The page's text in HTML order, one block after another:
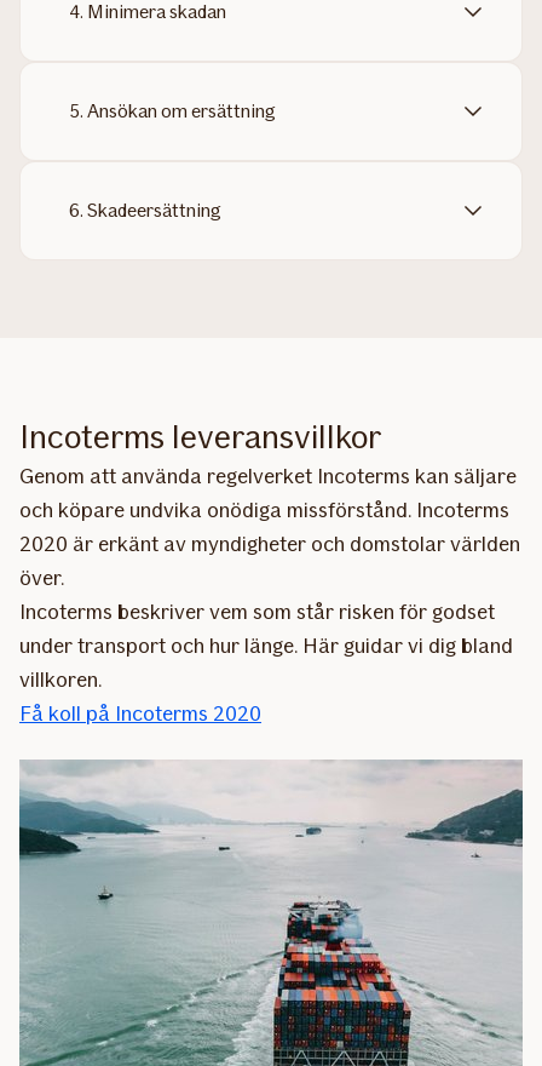
4. Minimera skadan
5. Ansökan om ersättning
6. Skadeersättning
Incoterms leveransvillkor
Genom att använda regelverket Incoterms kan säljare
och köpare undvika onödiga missförstånd. Incoterms
2020 är erkänt av myndigheter och domstolar världen
över.
Incoterms beskriver vem som står risken för godset
under transport och hur länge. Här guidar vi dig bland
villkoren.
Få koll på Incoterms 2020